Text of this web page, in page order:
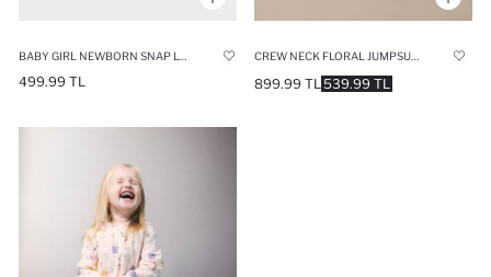
499.99 TL 539.99 TL
899.99 TL